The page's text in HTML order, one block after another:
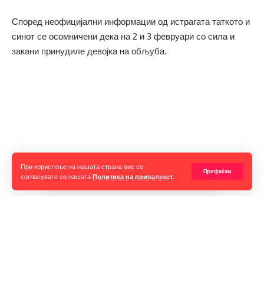
При користење на нашата страна вие се
согласувате со нашата Политика на приватност
Прифаќам
Според неофицијални информации од истрагата таткото и
синот се осомничени дека на 2 и 3 февруари со сила и
закани принудиле девојка на обљуба.
Прочитај ја целата вест